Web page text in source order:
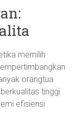
memilih
orangtua
tinggi
efisiensi